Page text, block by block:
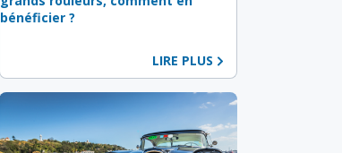
bénéficier ?
LIRE PLUS